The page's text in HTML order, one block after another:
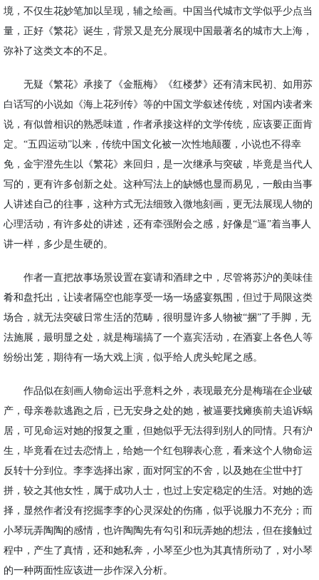
境，不仅生花妙笔加以呈现，辅之绘画。中国当代城市文学似乎少点当
量，正好《繁花》诞生，背景又是充分展现中国最著名的城市大上海，
弥补了这类文本的不足。
无疑《繁花》承接了《金瓶梅》《红楼梦》还有清末民初、如用苏
白话写的小说如《海上花列传》等的中国文学叙述传统，对国内读者来
说，有似曾相识的熟悉味道，作者承接这样的文学传统，应该要正面肯
定。 “五四运动”以来，传统中国文化被一次性地颠覆，小说也不得幸
免，金宇澄先生以《繁花》来回归，是一次继承与突破，毕竟是当代人
写的，更有许多创新之处。这种写法上的缺憾也显而易见，一般由当事
人讲述自己的往事，这种方式无法细致入微地刻画，更无法展现人物的
心理活动，有许多处的讲述，还有牵强附会之感，好像是“逼”着当事人
讲一样，多少是生硬的。
作者一直把故事场景设置在宴请和酒肆之中，尽管将苏沪的美味佳
肴和盘托出，让读者隔空也能享受一场一场盛宴氛围，但过于局限这类
场合，就无法突破日常生活的范畴，很明显许多人物被“捆”了手脚，无
法施展，最明显之处，就是梅瑞搞了一个嘉宾活动，在酒宴上各色人等
纷纷出笼，期待有一场大戏上演，似乎给人虎头蛇尾之感。
作品似在刻画人物命运出乎意料之外，表现最充分是梅瑞在企业破
产，母亲卷款逃跑之后，已无安身之处的她，被逼要找瘫痪前夫追诉蜗
居，可见命运对她的报复之重，但她似乎无法得到别人的同情。只有沪
生，毕竟看在过去恋情上，给她一个红包聊表心意，看来这个人物命运
反转十分到位。李李选择出家，面对阿宝的不舍，以及她在尘世中打
拼，较之其他女性，属于成功人士，也过上安定稳定的生活。对她的选
择，显然作者没有挖掘李李的心灵深处的伤痛，似乎说服力不充分；而
小琴玩弄陶陶的感情，也许陶陶先有勾引和玩弄她的想法，但在接触过
程中，产生了真情，还和她私奔，小琴至少也为其真情所动了，对小琴
的一种两面性应该进一步作深入分析。